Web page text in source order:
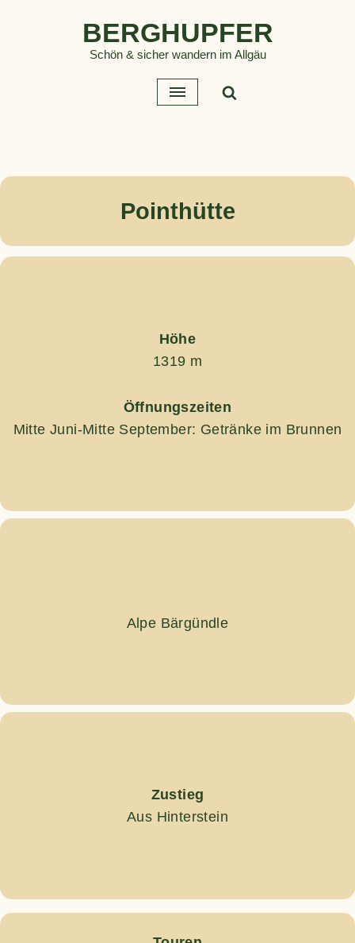
BERGHUPFER
Schön & sicher wandern im Allgäu
Pointhütte
Höhe
1319 m
Öffnungszeiten
Mitte Juni-Mitte September: Getränke im Brunnen
Alpe Bärgündle
Zustieg
Aus Hinterstein